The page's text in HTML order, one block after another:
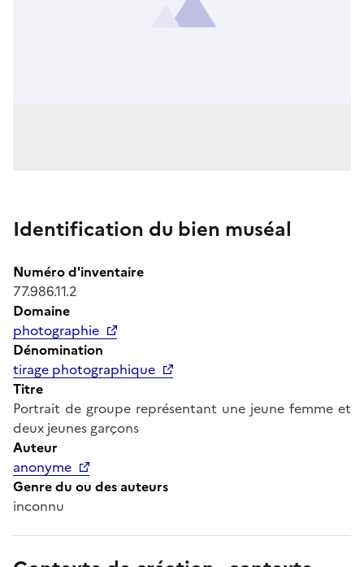
Identification du bien muséal
Numéro d'inventaire
77.986.11.2
Domaine
photographie
Dénomination
tirage photographique
Titre
Portrait de groupe représentant une jeune femme et
deux jeunes garçons
Auteur
anonyme
Genre du ou des auteurs
inconnu